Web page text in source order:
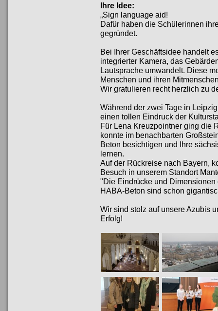
Ihre Idee:
„Sign language aid!
Dafür haben die Schülerinnen
gegründet.
Bei Ihrer Geschäftsidee handelt
integrierter Kamera, das
Lautsprache umwandelt. Diese
Menschen und ihren
Wir gratulieren recht herzlich zu
Während der zwei Tage in
einen tollen Eindruck der
Für Lena Kreuzpointner ging die
konnte im benachbarten
Beton besichtigen und Ihre
lernen.
Auf der Rückreise nach Bayern,
Besuch in unserem Standort
"Die Eindrücke und
HABA-Beton sind schon
Wir sind stolz auf unsere Azubis
Erfolg!